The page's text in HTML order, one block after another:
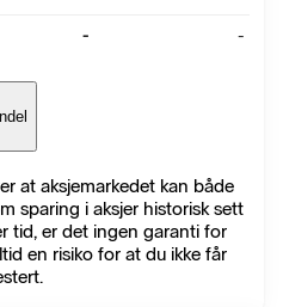
- -
at aksjemarkedet kan både
sparing i aksjer historisk sett
tid, er det ingen garanti for
en risiko for at du ikke får